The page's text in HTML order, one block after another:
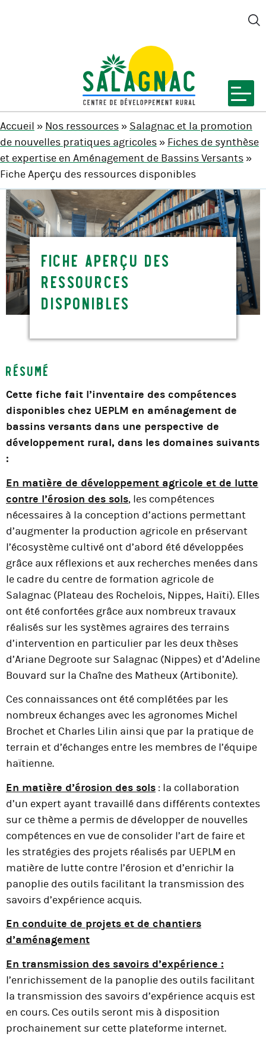
SALAGNAC
Accueil » Nos ressources» Salagnac et la promotion
de nouvelles pratiques agricoles» Fiches de synthèse
et expertise en Aménagement de Bassins Versants»
Fiche Aperçu des ressources disponibles
Fiche Aperçu des
ressources
disponibles
Résumé
Cette fiche fait l’inventaire des compétences
disponibles chez UEPLM en aménagement de
bassins versants dans une perspective de
développement rural, dans les domaines suivants
:
En matière de développement agricole et de lutte
contre l’érosion des sols, les compétences
nécessaires à la conception d’actions permettant
d’augmenter la production agricole en préservant
l’écosystème cultivé ont d’abord été développées
grâce aux réflexions et aux recherches menées dans
le cadre du centre de formation agricole de
Salagnac (Plateau des Rochelois, Nippes, Haïti). Elles
ont été confortées grâce aux nombreux travaux
réalisés sur les systèmes agraires des terrains
d’intervention en particulier par les deux thèses
d’Ariane Degroote sur Salagnac (Nippes) et d’Adeline
Bouvard sur la Chaîne des Matheux (Artibonite).
Ces connaissances ont été complétées par les
nombreux échanges avec les agronomes Michel
Brochet et Charles Lilin ainsi que par la pratique de
terrain et d’échanges entre les membres de l’équipe
haïtienne.
En matière d’érosion des sols : la collaboration
d’un expert ayant travaillé dans différents contextes
sur ce thème a permis de développer de nouvelles
compétences en vue de consolider l’art de faire et
les stratégies des projets réalisés par UEPLM en
matière de lutte contre l’érosion et d’enrichir la
panoplie des outils facilitant la transmission des
savoirs d’expérience acquis.
En conduite de projets et de chantiers
d’aménagement
En transmission des savoirs d’expérience :
l’enrichissement de la panoplie des outils facilitant
la transmission des savoirs d’expérience acquis est
en cours. Ces outils seront mis à disposition
prochainement sur cette plateforme internet.